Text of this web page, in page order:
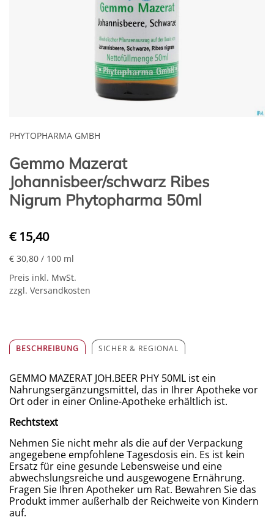
PHYTOPHARMA GMBH
Gemmo Mazerat
Johannisbeer/schwarz Ribes
Nigrum Phytopharma 50ml
€ 15,40
€ 30,80 / 100 ml
Preis inkl. MwSt.
zzgl. Versandkosten
BESCHREIBUNG SICHER & REGIONAL
GEMMO MAZERAT JOH.BEER PHY 50ML ist ein
Nahrungsergänzungsmittel, das in Ihrer Apotheke vor
Ort oder in einer Online-Apotheke erhältlich ist.
Rechtstext
Nehmen Sie nicht mehr als die auf der Verpackung
angegebene empfohlene Tagesdosis ein. Es ist kein
Ersatz für eine gesunde Lebensweise und eine
abwechslungsreiche und ausgewogene Ernährung.
Fragen Sie Ihren Apotheker um Rat. Bewahren Sie das
Produkt immer außerhalb der Reichweite von Kindern
auf.